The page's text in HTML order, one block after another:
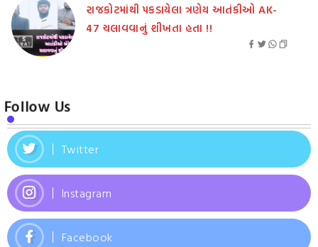
રાજકોટમાંથી પકડાયેલા ત્રણેય આતંકીઓ AK-
47 ચલાવવાનું શીખતા હતા !!
Follow Us
Twitter
Instagram
Facebook